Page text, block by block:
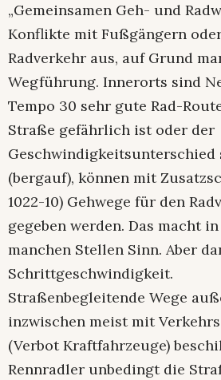
„Gemeinsamen Geh- und
Konflikte mit Fußgängern
Radverkehr aus, auf Grund
Wegführung. Innerorts sind
Tempo 30 sehr gute Rad-
Straße gefährlich ist oder der
Geschwindigkeitsunterschied
(bergauf), können mit
1022-10) Gehwege für den
gegeben werden. Das macht
manchen Stellen Sinn. Aber
Schrittgeschwindigkeit.
Straßenbegleitende Wege
inzwischen meist mit
(Verbot Kraftfahrzeuge)
Rennradler unbedingt die